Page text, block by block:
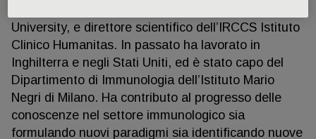
University, e direttore scientifico dell’IRCCS Istituto
Clinico Humanitas. In passato ha lavorato in
Inghilterra e negli Stati Uniti, ed è stato capo del
Dipartimento di Immunologia dell’Istituto Mario
Negri di Milano. Ha contributo al progresso delle
conoscenze nel settore immunologico sia
formulando nuovi paradigmi sia identificando nuove